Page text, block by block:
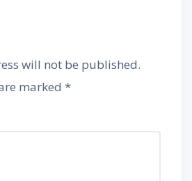
will not be published.
marked *